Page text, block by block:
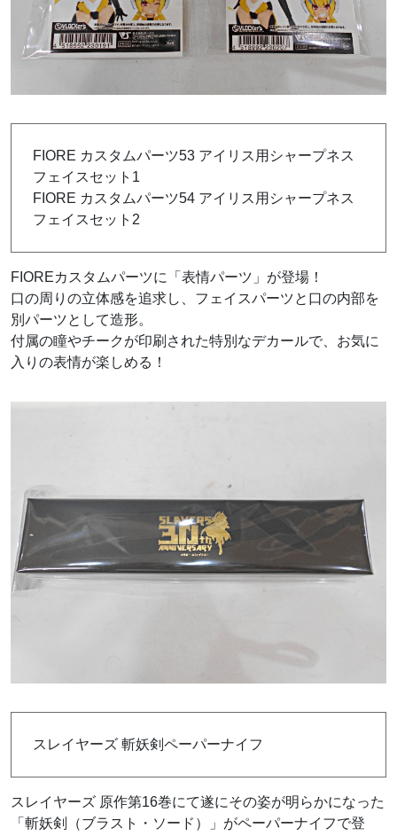
FIORE カスタムパーツ53 アイリス用シャープネス
フェイスセット1
FIORE カスタムパーツ54 アイリス用シャープネス
フェイスセット2
FIOREカスタムパーツに「表情パーツ」が登場！
口の周りの立体感を追求し、フェイスパーツと口の内部を
別パーツとして造形。
付属の瞳やチークが印刷された特別なデカールで、お気に
入りの表情が楽しめる！
スレイヤーズ 斬妖剣ペーパーナイフ
スレイヤーズ 原作第16巻にて遂にその姿が明らかになった
「斬妖剣（ブラスト・ソード）」がペーパーナイフで登